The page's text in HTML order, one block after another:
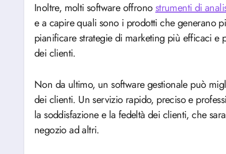
Inoltre, molti software offronostrumenti di
e a capire quali sono i prodotti che generano
pianificare strategie di marketing più efficaci e
dei clienti.
Non da ultimo, un software gestionale può
dei clienti. Un servizio rapido, preciso e
la soddisfazione e la fedeltà dei clienti, che
negozio ad altri.